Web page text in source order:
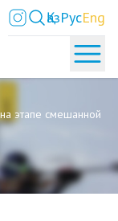
ҚазРусEng
этапе смешанной